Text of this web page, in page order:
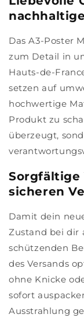
Das A3-Poster
zum Detail in
Hauts-de-
setzen auf
hochwertige
Produkt zu
überzeugt,
Sorgfältige
sicheren
Damit dein
Zustand bei dir
schützenden
des Versands
ohne Knicke
sofort
Ausstrahlung